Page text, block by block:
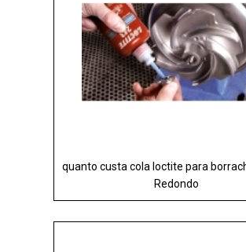
quanto custa cola loctite para
Redondo